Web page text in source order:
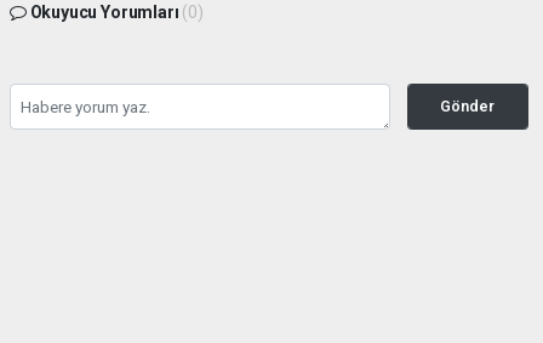
Okuyucu Yorumları (0)
Gönder